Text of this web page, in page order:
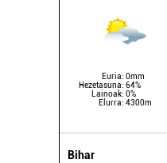
Euria: 0mm
Hezetasuna: 64%
Lainoak: 0%
Elurra: 4300m
Bihar